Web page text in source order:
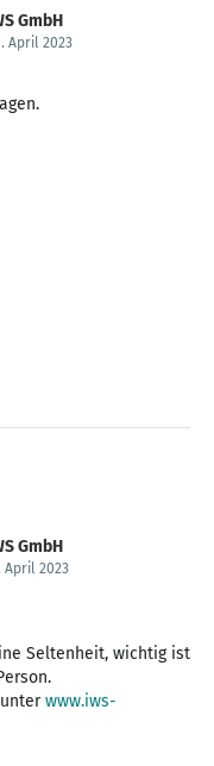
GmbH
April 2023
GmbH
April 2023
Seltenheit, wichtig ist
www.iws-